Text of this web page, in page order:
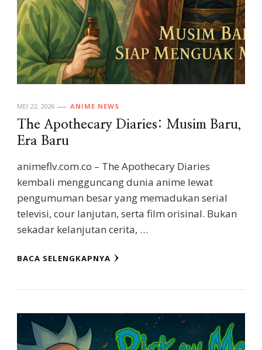
MEI 22, 2026 ANIME NEWS
The Apothecary Diaries: Musim Baru,
Era Baru
animeflv.com.co – The Apothecary Diaries
kembali mengguncang dunia anime lewat
pengumuman besar yang memadukan serial
televisi, cour lanjutan, serta film orisinal. Bukan
sekadar kelanjutan cerita, …
BACA SELENGKAPNYA